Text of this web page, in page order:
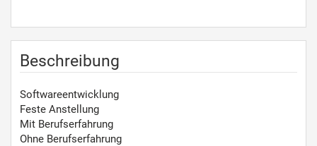
Beschreibung
Softwareentwicklung
Feste Anstellung
Mit Berufserfahrung
Ohne Berufserfahrung